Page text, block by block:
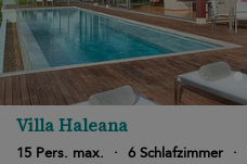
Villa Haleana
15 Pers. max.
· 6 Schlafzimmer ·